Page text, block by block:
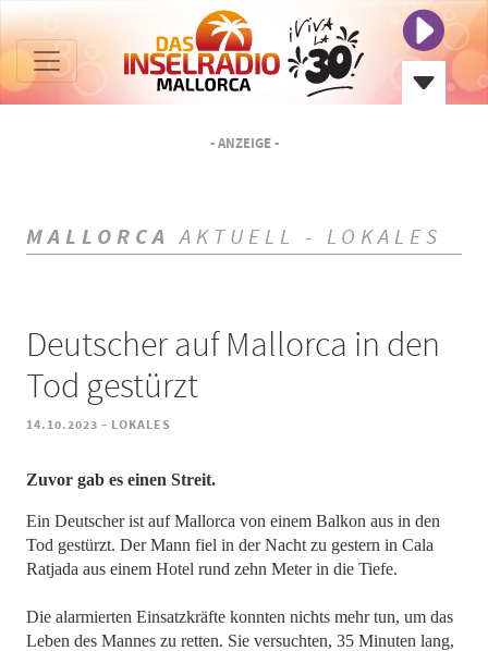
- ANZEIGE -
MALLORCA AKTUELL - LOKALES
Deutscher auf Mallorca in den
Tod gestürzt
14.10.2023 - LOKALES
Zuvor gab es einen Streit.
Ein Deutscher ist auf Mallorca von einem Balkon aus in den
Tod gestürzt. Der Mann fiel in der Nacht zu gestern in Cala
Ratjada aus einem Hotel rund zehn Meter in die Tiefe.
Die alarmierten Einsatzkräfte konnten nichts mehr tun, um das
Leben des Mannes zu retten. Sie versuchten, 35 Minuten lang,